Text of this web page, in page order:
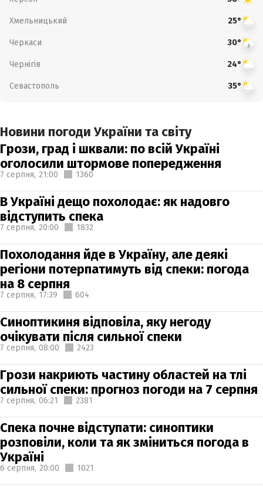
Хмельницький 25°
Черкаси 30°
Чернігів 24°
Севастополь 35°
Новини погоди України та світу
Грози, град і шквали: по всій Україні
оголосили штормове попередження
7 серпня, 21:00 1360
В Україні дещо похолодає: як надовго
відступить спека
7 серпня, 20:00 1832
Похолодання йде в Україну, але деякі
регіони потерпатимуть від спеки: погода
на 8 серпня
7 серпня, 17:39 604
Синоптикиня відповіла, яку негоду
очікувати після сильної спеки
7 серпня, 08:00 2423
Грози накриють частину областей на тлі
сильної спеки: прогноз погоди на 7 серпня
7 серпня, 06:21 2381
Спека почне відступати: синоптики
розповіли, коли та як зміниться погода в
Україні
6 серпня, 20:00 1021